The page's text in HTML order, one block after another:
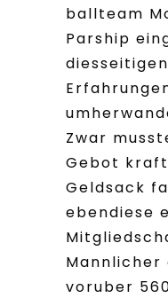
ballteam
Parship
Zwar
Gebot
Geldsack
ebendiese
voruber